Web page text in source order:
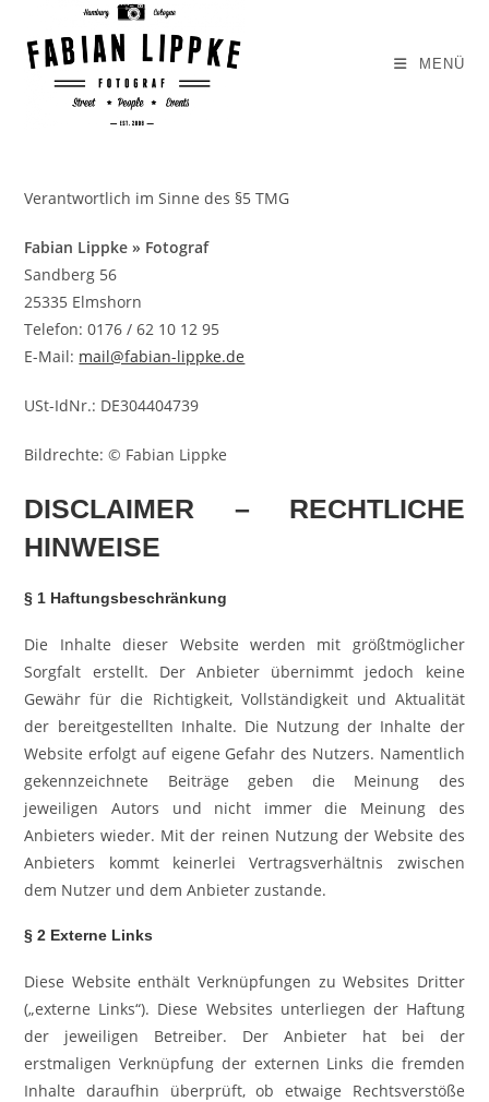
Inhalt
springen
MENÜ
Verantwortlich im Sinne des §5 TMG
Fabian Lippke » Fotograf
Sandberg 56
25335 Elmshorn
Telefon: 0176 / 62 10 12 95
E-Mail: mail@fabian-lippke.de
USt-IdNr.: DE304404739
Bildrechte: © Fabian Lippke
DISCLAIMER – RECHTLICHE
HINWEISE
§ 1 Haftungsbeschränkung
Die Inhalte dieser Website werden mit größtmöglicher
Sorgfalt erstellt. Der Anbieter übernimmt jedoch keine
Gewähr für die Richtigkeit, Vollständigkeit und Aktualität
der bereitgestellten Inhalte. Die Nutzung der Inhalte der
Website erfolgt auf eigene Gefahr des Nutzers. Namentlich
gekennzeichnete Beiträge geben die Meinung des
jeweiligen Autors und nicht immer die Meinung des
Anbieters wieder. Mit der reinen Nutzung der Website des
Anbieters kommt keinerlei Vertragsverhältnis zwischen
dem Nutzer und dem Anbieter zustande.
§ 2 Externe Links
Diese Website enthält Verknüpfungen zu Websites Dritter
(„externe Links“). Diese Websites unterliegen der Haftung
der jeweiligen Betreiber. Der Anbieter hat bei der
erstmaligen Verknüpfung der externen Links die fremden
Inhalte daraufhin überprüft, ob etwaige Rechtsverstöße